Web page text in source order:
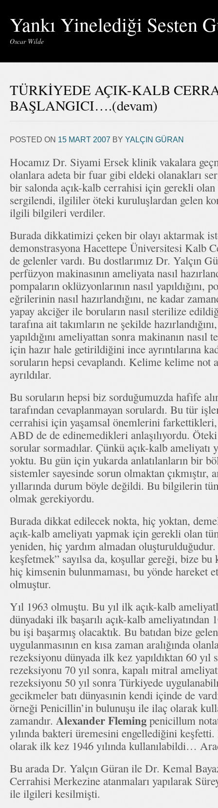
Yankı Yinelediği Sesten
Oscar Wilde
TÜRKİYEDE AÇIK-KALB
BAŞLANGICI….(devam)
POSTED ON 15 MART 2007 BY YALÇIN GÜRAN
Hocamız Dr. Siyami Ersek klinik vakalara
olanlara adeta bir fuar gibi eldeki olanakları
bir salonda açık-kalb cerrahisi için gerekli
sergilendi, ilgililer öteki kuruluşlardan gelen
ilgili bilgileri verdiler.
Burada dikkatimizi çeken bir olayı aktarmak
demonstrasyona Hacettepe Üniversitesi Kalb
de gelenler vardı. Bu dostlarımız Dr. Yalçın
perfüzyon makinasının ameliyata nasıl
pompaların oklüzyonlarının nasıl yapıldığını,
eğrilerinin nasıl hazırlandığını, ne kadar
yapay akciğer ile boruların nasıl sterilize
tarafına ait takımların ne şekilde
yapıldığını ameliyattan sonra makinanın
için hazır hale getirildiğini ince ayrıntılarına
soruların hepsi cevaplandı. Kelime kelime not
ayrıldılar.
Bu soruların hepsi biz sorduğumuzda hafife
tarafından cevaplanmayan sorulardı. Bu tür
cerrahisi için yaşamsal önemlerini
ABD de de edinemedikleri anlaşılıyordu.
sorular sormadılar. Çünkü açık-kalb
yoktu. Bu gün için yukarda anlatılanların bir
sistemler sayesinde sorun olmaktan çıkmıştır,
yıllarında durum böyle değildi. Bu bilgilerin
olmak gerekiyordu.
Burada dikkat edilecek nokta, hiç yoktan,
açık-kalb ameliyatı yapmak için gerekli olan
yeniden, hiç yardım almadan
keşfetmek” sayılsa da, koşullar gereği, bize bu
hiç kimsenin bulunmaması, bu yönde hareket
olmuştur.
Yıl 1963 olmuştu. Bu yıl ilk açık-kalb
dünyadaki ilk başarılı açık-kalb ameliyatından
bu işi başarmış olacaktık. Bu batıdan bize
uygulanmasının en kısa zaman aralığında
rezeksiyonu dünyada ilk kez yapıldıktan 60 yıl
rezeksiyonu 70 yıl sonra, kapalı mitral
rezeksiyonu 50 yıl sonra Türkiyede
gecikmeler batı dünyasınin kendi içinde de
örneği Penicillin’in bulunuşu ile ilaç olarak
zamandır. Alexander Fleming penicillum
yılında bakteri üremesini engellediğini
olarak ilk kez 1946 yılında kullanılabildi…
Bu arada Dr. Yalçın Güran ile Dr. Kemal
Cerrahisi Merkezine atanmaları yapılarak
ile ilgileri kesilmişti.